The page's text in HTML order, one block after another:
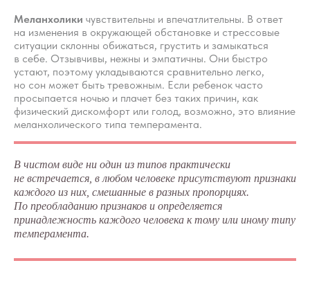
Меланхолики чувствительны и впечатлительны. В ответ
на изменения в окружающей обстановке и стрессовые
ситуации склонны обижаться, грустить и замыкаться
в себе. Отзывчивы, нежны и эмпатичны. Они быстро
устают, поэтому укладываются сравнительно легко,
но сон может быть тревожным. Если ребенок часто
просыпается ночью и плачет без таких причин, как
физический дискомфорт или голод, возможно, это влияние
меланхолического типа темперамента.
В чистом виде ни один из типов практически
не встречается, в любом человеке присутствуют признаки
каждого из них, смешанные в разных пропорциях.
По преобладанию признаков и определяется
принадлежность каждого человека к тому или иному типу
темперамента.